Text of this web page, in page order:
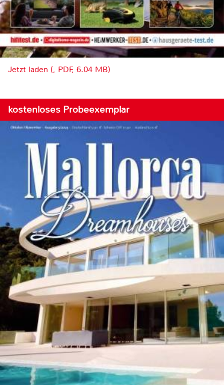
Jetzt laden (, PDF, 6.04 MB)
kostenloses Probeexemplar